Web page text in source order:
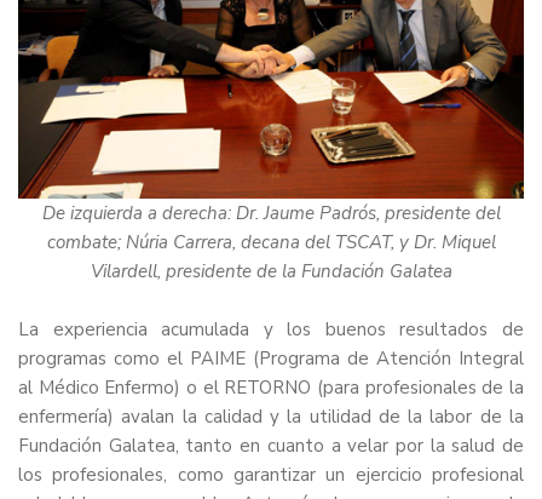
De izquierda a derecha: Dr. Jaume Padrós, presidente del
combate; Núria Carrera, decana del TSCAT, y Dr. Miquel
Vilardell, presidente de la Fundación Galatea
La experiencia acumulada y los buenos resultados de
programas como el PAIME (Programa de Atención Integral
al Médico Enfermo) o el RETORNO (para profesionales de la
enfermería) avalan la calidad y la utilidad de la labor de la
Fundación Galatea, tanto en cuanto a velar por la salud de
los profesionales, como garantizar un ejercicio profesional